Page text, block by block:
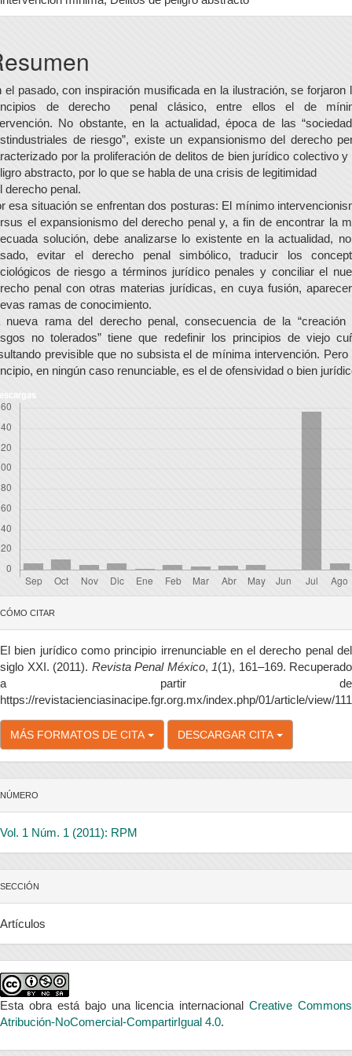
el pasado, con inspiración musificada en la ilustración, se forjaron
de derecho penal clásico, entre ellos el de
No obstante, en la actualidad, época de las
de riesgo”, existe un expansionismo del derecho
por la proliferación de delitos de bien jurídico colectivo y
abstracto, por lo que se habla de una crisis de legitimidad
derecho penal.
esa situación se enfrentan dos posturas: El mínimo
el expansionismo del derecho penal y, a fin de encontrar la
solución, debe analizarse lo existente en la actualidad,
evitar el derecho penal simbólico, traducir los
de riesgo a términos jurídico penales y conciliar el
penal con otras materias jurídicas, en cuya fusión,
ramas de conocimiento.
nueva rama del derecho penal, consecuencia de la “creación
no tolerados” tiene que redefinir los principios de viejo
previsible que no subsista el de mínima intervención. Pero
en ningún caso renunciable, es el de ofensividad o bien
CÓMO CITAR
El bien jurídico como principio irrenunciable en el derecho penal del
siglo XXI. (2011). Revista Penal México, 1(1), 161–169. Recuperado
a partir de
https://revistacienciasinacipe.fgr.org.mx/index.php/01/article/view/111
MÁS FORMATOS DE CITA DESCARGAR CITA
NÚMERO
Vol. 1 Núm. 1 (2011): RPM
SECCIÓN
Artículos
Esta obra está bajo una licencia internacionalCreative Commons
Atribución-NoComercial-CompartirIgual 4.0.